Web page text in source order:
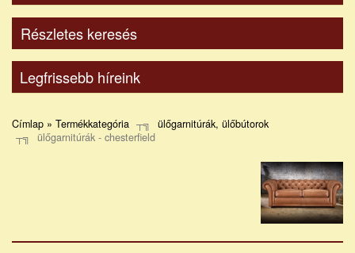
Részletes keresés
Legfrissebb híreink
Címlap » Termékkategória
ülőgarnitúrák, ülőbútorok
ülőgarnitúrák - chesterfield